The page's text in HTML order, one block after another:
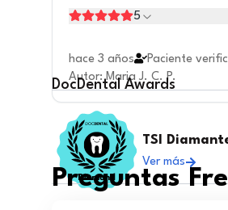
5
hace 3 años
Paciente
Autor:Maria J. C. P.
DocDentalAwards
TSI
Ver más
Preguntas